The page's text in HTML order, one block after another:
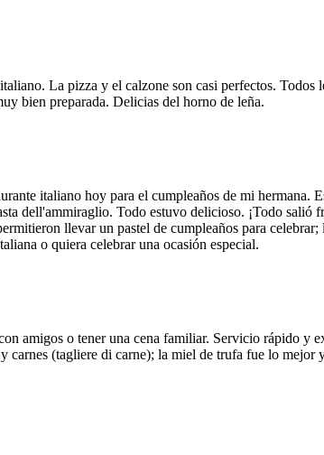
La pizza y el calzone son casi perfectos.
bien preparada. Delicias del horno de leña.
italiano hoy para el cumpleaños de mi
dell'ammiraglio. Todo estuvo delicioso. ¡Todo
llevar un pastel de cumpleaños para
o quiera celebrar una ocasión especial.
amigos o tener una cena familiar. Servicio rápido y
carnes (tagliere di carne); la miel de trufa fue lo